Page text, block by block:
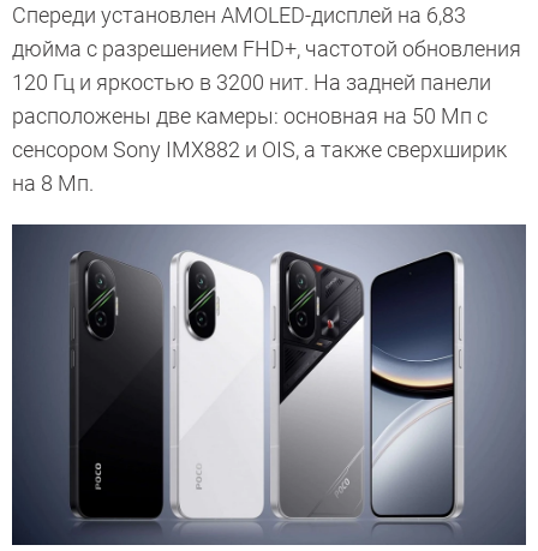
Спереди установлен AMOLED-дисплей на 6,83
дюйма с разрешением FHD+, частотой обновления
120 Гц и яркостью в 3200 нит. На задней панели
расположены две камеры: основная на 50 Мп с
сенсором Sony IMX882 и OIS, а также сверхширик
на 8 Мп.